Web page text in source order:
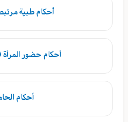
أحكام طبية
أحكام حضور
أحكام